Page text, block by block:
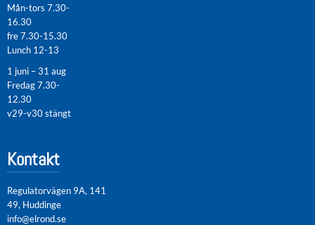
Mån-tors 7.30-
16.30
fre 7.30-15.30
Lunch 12-13
1 juni – 31 aug
Fredag 7.30-
12.30
v29-v30 stängt
Kontakt
Regulatorvägen 9A, 141
49, Huddinge
info@elrond.se